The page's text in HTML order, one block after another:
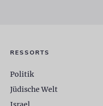
RESSORTS
Politik
Jüdische Welt